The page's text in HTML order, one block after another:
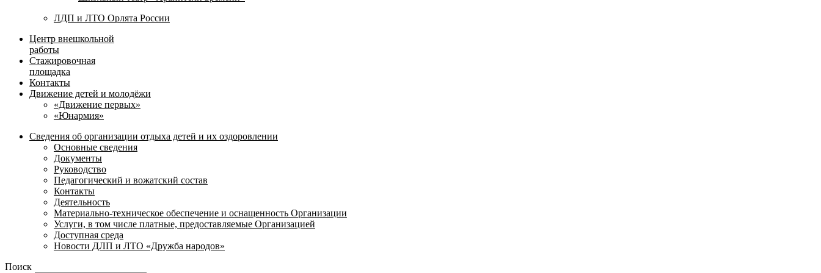
ЛДП и ЛТО Орлята России
Центр внешкольной
работы
Стажировочная
площадка
Контакты
Движение детей и молодёжи
«Движение первых»
«Юнармия»
Сведения об организации отдыха детей и их оздоровлении
Основные сведения
Документы
Руководство
Педагогический и вожатский состав
Контакты
Деятельность
Материально-техническое обеспечение и оснащенность Организации
Услуги, в том числе платные, предоставляемые Организацией
Доступная среда
Новости ДЛП и ЛТО «Дружба народов»
Поиск